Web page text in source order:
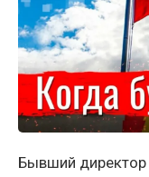
Бывший